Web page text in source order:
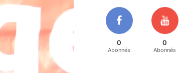
0
Abonnés
0
Abonnés